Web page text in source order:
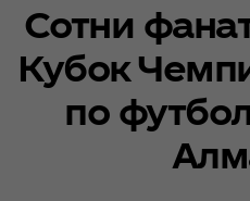
Сотни
Кубок
по